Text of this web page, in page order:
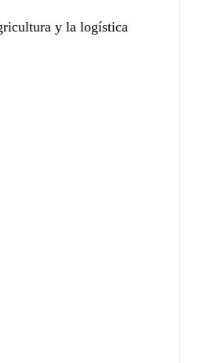
y la logística